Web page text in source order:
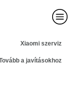
Xiaomi szerviz
a javításokhoz